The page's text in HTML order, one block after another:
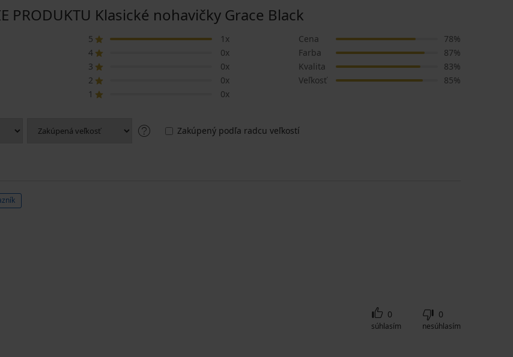
PRODUKTU Klasické nohavičky Grace Black
5
1x
4
0x
3
0x
2
0x
1
0x
Cena
78%
Farba
87%
Kvalita
83%
Veľkosť
85%
Zakúpený podľa radcu veľkostí
0
súhlasím
0
nesúhlasím